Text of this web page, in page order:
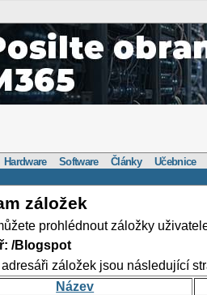
Hardware Software Články Učebnice
záložek
prohlédnout záložky
/Blogspot
záložek jsou následující
Název